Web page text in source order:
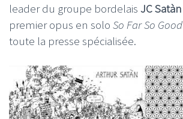
leader du groupe bordelais JC Satàn
premier opus en solo So Far So Good
toute la presse spécialisée.